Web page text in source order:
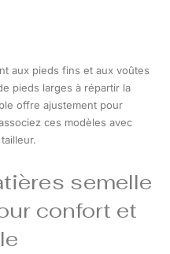
aux pieds fins et aux voûtes
pieds larges à répartir la
offre ajustement pour
ces modèles avec
semelle
confort et